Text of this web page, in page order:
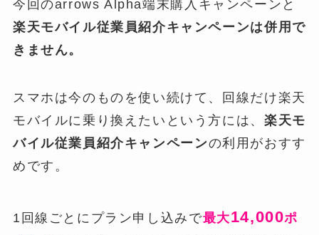
今回のarrows Alpha端末購入キャンペーンと
楽天モバイル従業員紹介キャンペーンは併用で
きません。
スマホは今のものを使い続けて、回線だけ楽天
モバイルに乗り換えたいという方には、 楽天モ
バイル従業員紹介キャンペーンの利用がおすす
めです。
1回線ごとにプラン申し込みで最大14,000ポ